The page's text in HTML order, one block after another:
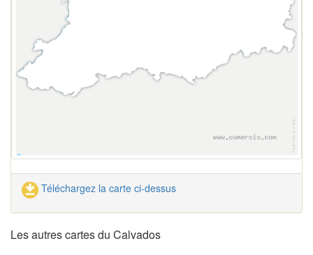
Téléchargez la carte ci-dessus
Les autres cartes du Calvados